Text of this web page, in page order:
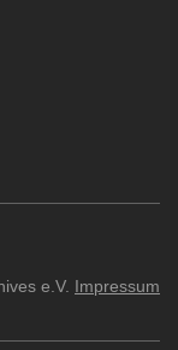
e.V. Impressum